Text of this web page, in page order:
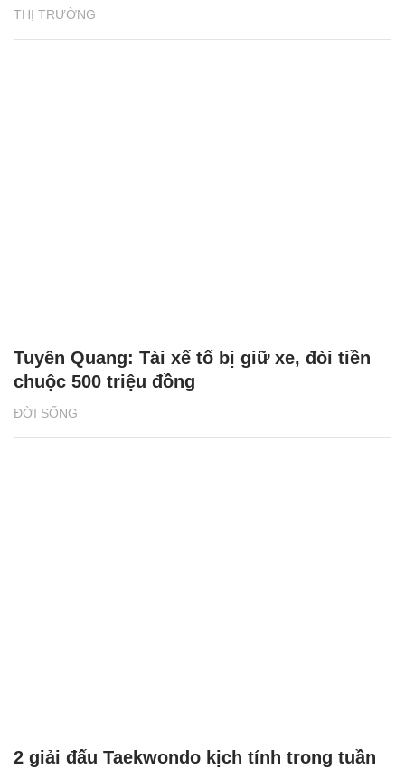
THỊ TRƯỜNG
ĐỜI SỐNG
Tuyên Quang: Tài xế tố bị giữ xe, đòi tiền
chuộc 500 triệu đồng
2 giải đấu Taekwondo kịch tính trong tuần